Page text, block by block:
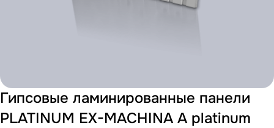
Гипсовые ламинированные панели
PLATINUM EX-MACHINA A platinum